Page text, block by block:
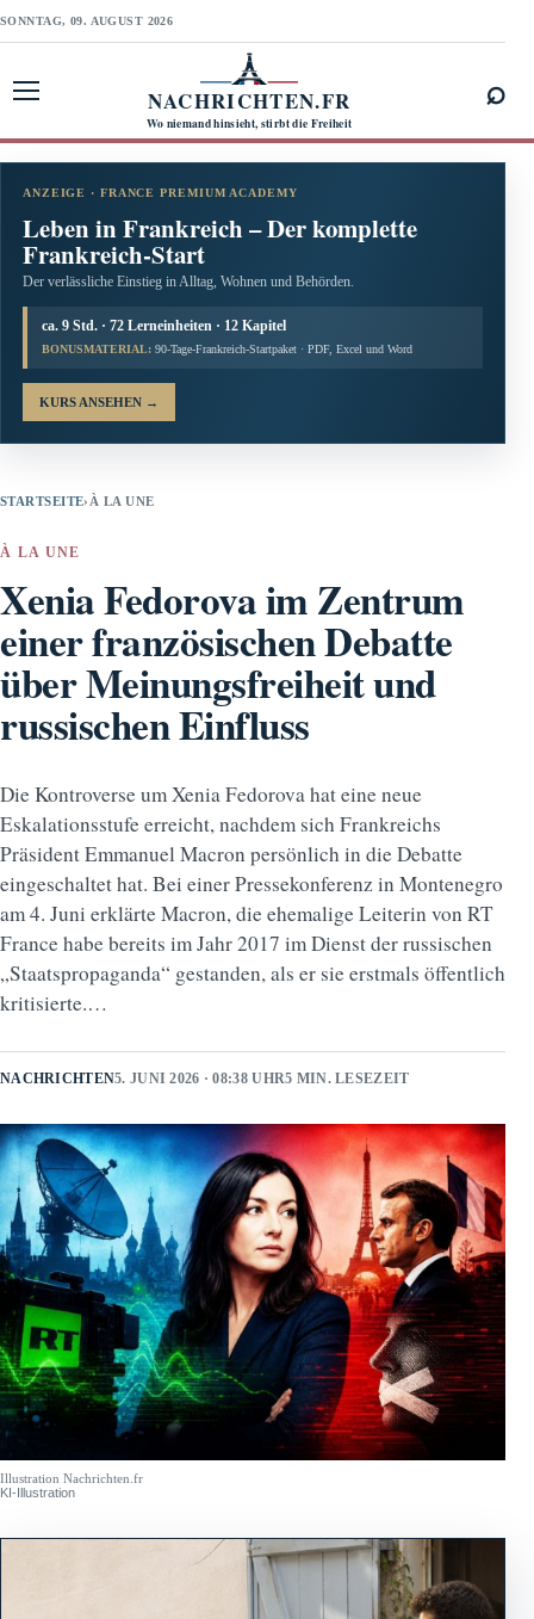
SONNTAG, 09. AUGUST 2026
NACHRICHTEN.FR
Wo niemand hinsieht, stirbt die Freiheit
⌕
ANZEIGE · FRANCE PREMIUM ACADEMY
Leben in Frankreich – Der komplette
Frankreich-Start
Der verlässliche Einstieg in Alltag, Wohnen und Behörden.
ca. 9 Std. · 72 Lerneinheiten · 12 Kapitel
BONUSMATERIAL: 90-Tage-Frankreich-Startpaket · PDF, Excel und Word
KURS ANSEHEN →
STARTSEITE› À LA UNE
À LA UNE
Xenia Fedorova im Zentrum
einer französischen Debatte
über Meinungsfreiheit und
russischen Einfluss
Die Kontroverse um Xenia Fedorova hat eine neue
Eskalationsstufe erreicht, nachdem sich Frankreichs
Präsident Emmanuel Macron persönlich in die Debatte
eingeschaltet hat. Bei einer Pressekonferenz in Montenegro
am 4. Juni erklärte Macron, die ehemalige Leiterin von RT
France habe bereits im Jahr 2017 im Dienst der russischen
„Staatspropaganda“ gestanden, als er sie erstmals öffentlich
kritisierte.…
NACHRICHTEN5. JUNI 2026 · 08:38 UHR5 MIN. LESEZEIT
Illustration Nachrichten.fr
KI-Illustration